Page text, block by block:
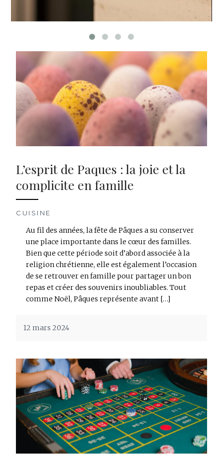
L’esprit de Paques : la joie et la
complicite en famille
CUISINE
Au fil des années, la fête de Pâques a su conserver
une place importante dans le cœur des familles.
Bien que cette période soit d’abord associée à la
religion chrétienne, elle est également l’occasion
de se retrouver en famille pour partager un bon
repas et créer des souvenirs inoubliables. Tout
comme Noël, Pâques représente avant […]
12 mars 2024